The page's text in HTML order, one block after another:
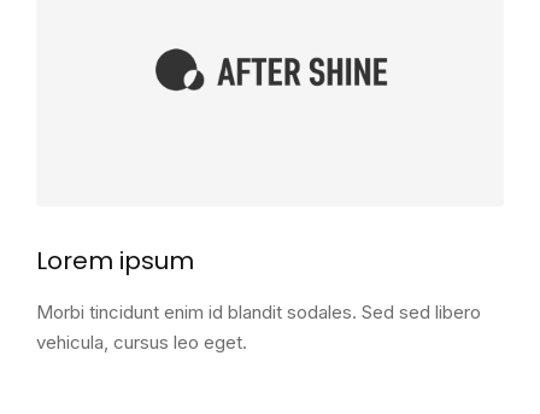
Lorem ipsum
Morbi tincidunt enim id blandit sodales. Sed sed libero
vehicula, cursus leo eget.